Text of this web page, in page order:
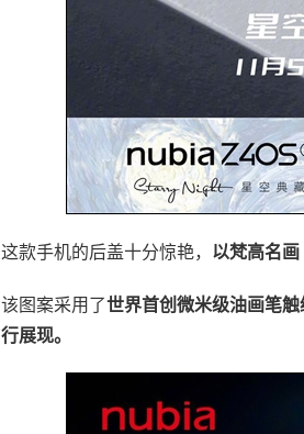
这款手机的后盖十分惊艳， 以梵高名画
该图案采用了世界首创微米级油画笔
行展现。